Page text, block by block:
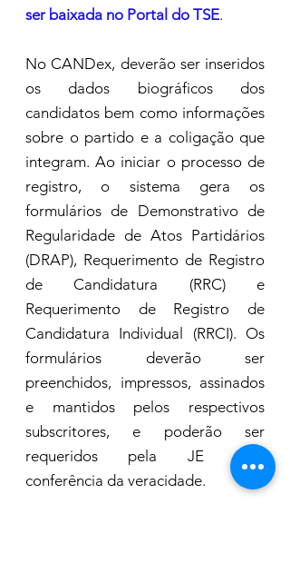
ser baixada no Portal do TSE.
No CANDex, deverão ser inseridos
os dados biográficos dos
candidatos bem como informações
sobre o partido e a coligação que
integram. Ao iniciar o processo de
registro, o sistema gera os
formulários de Demonstrativo de
Regularidade de Atos Partidários
(DRAP), Requerimento de Registro
de Candidatura (RRC) e
Requerimento de Registro de
Candidatura Individual (RRCI). Os
formulários deverão ser
preenchidos, impressos, assinados
e mantidos pelos respectivos
subscritores, e poderão ser
requeridos pela JE para
conferência da veracidade.